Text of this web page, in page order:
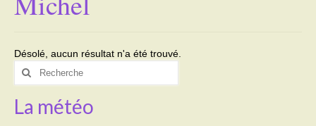
Tourisme
Actualités
Activités
Poésie
Désolé, aucun résultat n'a été trouvé.
Rechercher
La météo